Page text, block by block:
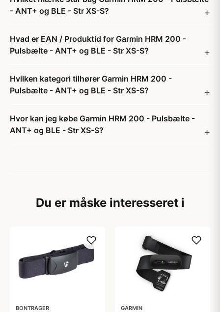
- ANT+ og BLE - Str XS-S?
Hvad er EAN / Produktid for Garmin HRM 200 -
Pulsbælte - ANT+ og BLE - Str XS-S?
Hvilken kategori tilhører Garmin HRM 200 -
Pulsbælte - ANT+ og BLE - Str XS-S?
Hvor kan jeg købe Garmin HRM 200 - Pulsbælte -
ANT+ og BLE - Str XS-S?
Du er måske interesseret i
BONTRAGER GARMIN